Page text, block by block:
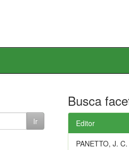
Busca
Editor
PANETTO, J.